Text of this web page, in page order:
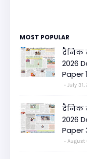
MOST POPULAR
दैनिक
2026
Paper
July 31,
दैनिक
2026
Paper
August